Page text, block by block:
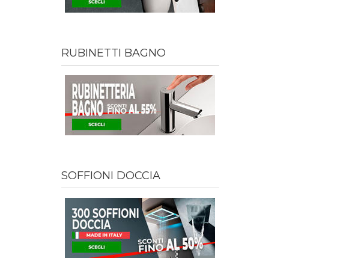
RUBINETTI BAGNO
SOFFIONI DOCCIA